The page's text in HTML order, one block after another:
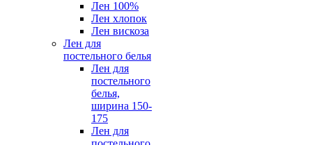
Лен 100%
Лен хлопок
Лен вискоза
Лен для
постельного белья
Лен для
постельного
белья,
ширина 150-
175
Лен для